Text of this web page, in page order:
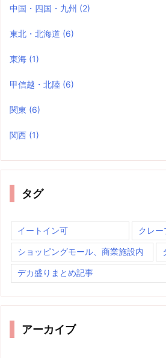
中国・四国・九州 (2)
東北・北海道 (6)
東海 (1)
甲信越・北陸 (6)
関東 (6)
関西 (1)
タグ
イートイン可 クレ
ショッピングモール、商業施設内
デカ盛りまとめ記事
アーカイブ